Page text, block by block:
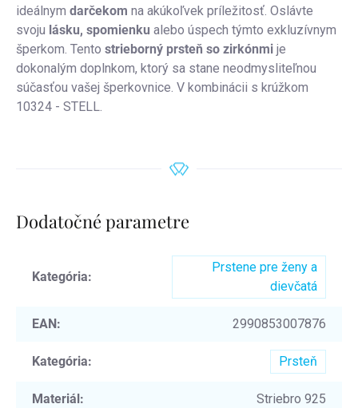
ideálnym darčekom na akúkoľvek príležitosť. Oslávte
svoju lásku, spomienku alebo úspech týmto exkluzívnym
šperkom. Tento strieborný prsteň so zirkónmi je
dokonalým doplnkom, ktorý sa stane neodmysliteľnou
súčasťou vašej šperkovnice. V kombinácii s krúžkom
10324 - STELL.
Dodatočné parametre
Kategória:
Prstene pre ženy a
dievčatá
EAN : 2990853007876
Kategória: Prsteň
Materiál : Striebro 925